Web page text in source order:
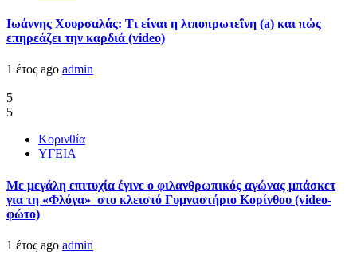
Ιωάννης Χουρσαλάς: Τι είναι η λιποπρωτεΐνη (a) και πώς
επηρεάζει την καρδιά (video)
1 έτος ago admin
5
5
Κορινθία
ΥΓΕΙΑ
Με μεγάλη επιτυχία έγινε ο φιλανθρωπικός αγώνας μπάσκετ
για τη «Φλόγα» στο κλειστό Γυμναστήριο Κορίνθου (video-
φώτο)
1 έτος ago admin